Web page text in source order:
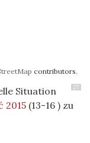
contributors.
27
Situation
2015 (13-16 ) zu